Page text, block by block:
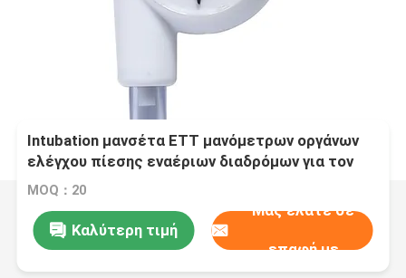
Intubation μανσέτα ETT μανόμετρων οργάνων
ελέγχου πίεσης εναέριων διαδρόμων για τον
ασθενή
MOQ：20
Καλύτερη τιμή
Μας ελάτε σε
επαφή με